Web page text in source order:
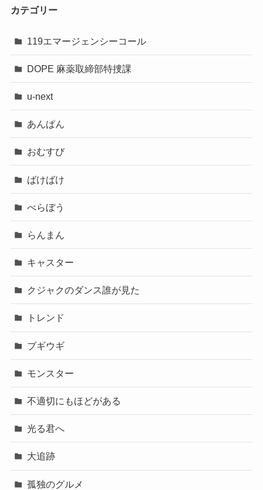
カテゴリー
119エマージェンシーコール
DOPE 麻薬取締部特捜課
u-next
あんぱん
おむすび
ばけばけ
べらぼう
らんまん
キャスター
クジャクのダンス誰が見た
トレンド
ブギウギ
モンスター
不適切にもほどがある
光る君へ
大追跡
孤独のグルメ